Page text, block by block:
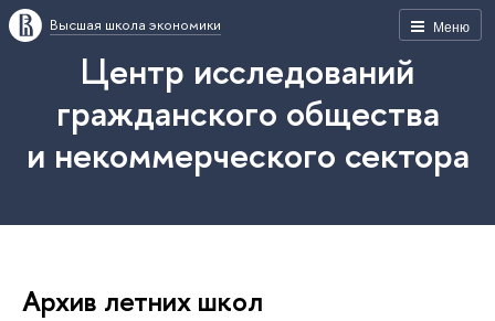
Меню
Высшая школа экономики
Центр исследований
гражданского общества
и некоммерческого сектора
Архив летних школ